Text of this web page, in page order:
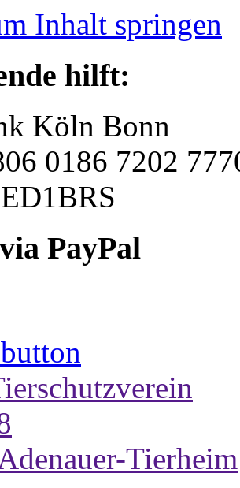
Inhalt springen
hilft:
Köln Bonn
0186 7202
PayPal
Tierheim